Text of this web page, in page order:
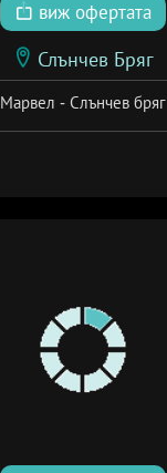
виж офертата
Слънчев Бряг
Марвел - Слънчев бряг